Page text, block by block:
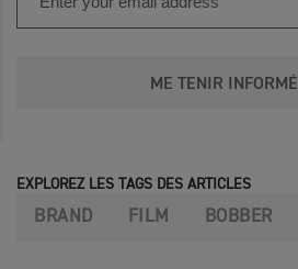
ME TENIR INFORMÉ
EXPLOREZ LES TAGS DES ARTICLES
BRAND FILM BOBBER